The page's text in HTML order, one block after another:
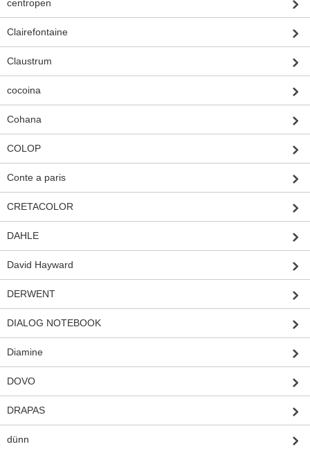
centropen
Clairefontaine
Claustrum
cocoina
Cohana
COLOP
Conte a paris
CRETACOLOR
DAHLE
David Hayward
DERWENT
DIALOG NOTEBOOK
Diamine
DOVO
DRAPAS
dünn